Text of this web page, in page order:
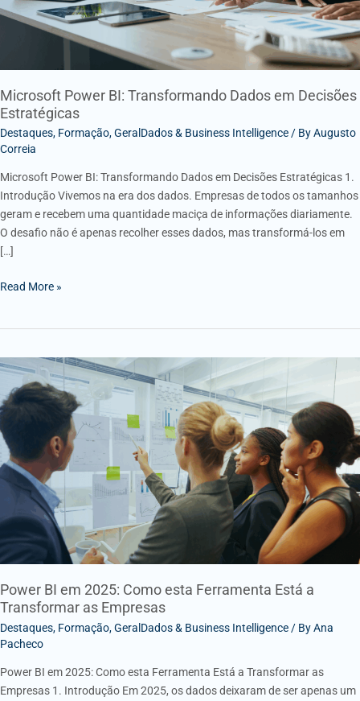
Microsoft Power BI: Transformando Dados em Decisões
Estratégicas
Destaques, Formação,GeralDados & Business Intelligence/ ByAugusto
Correia
Microsoft Power BI: Transformando Dados em Decisões Estratégicas 1.
Introdução Vivemos na era dos dados. Empresas de todos os tamanhos
geram e recebem uma quantidade maciça de informações diariamente.
O desafio não é apenas recolher esses dados, mas transformá-los em
[…]
Read More »
Power BI em 2025: Como esta Ferramenta Está a
Transformar as Empresas
Destaques, Formação,GeralDados & Business Intelligence / ByAna
Pacheco
Power BI em 2025: Como esta Ferramenta Está a Transformar as
Empresas 1. Introdução Em 2025, os dados deixaram de ser apenas um
Power
em
Como
esta
Ferramenta
Transformar
as
Empresas